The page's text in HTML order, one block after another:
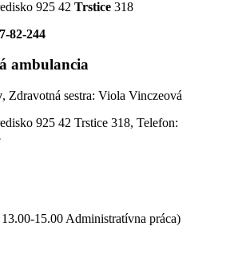
925 42 Trstice 318
82-244
ambulancia
, Zdravotná sestra: Viola Vinczeová
925 42 Trstice 318, Telefon:
15.00 Administratívna práca)